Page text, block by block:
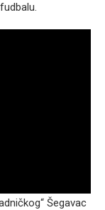
Šegavac